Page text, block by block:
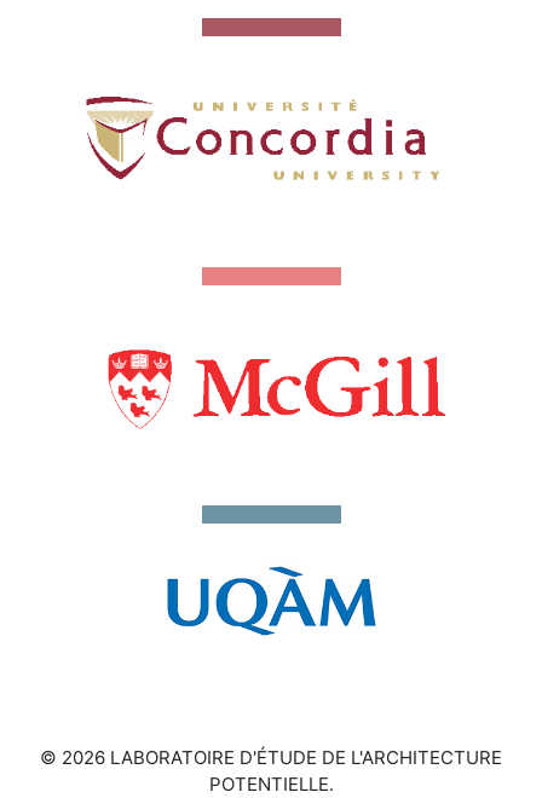
© 2026 LABORATOIRE D'ÉTUDE DE L'ARCHITECTURE
POTENTIELLE.